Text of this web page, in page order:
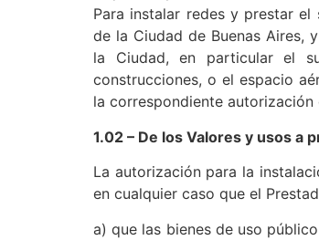
Para instalar redes y prestar
de la Ciudad de Buenas Aires,
la Ciudad, en particular el
construcciones, o el espacio
la correspondiente
1.02 – De los Valores y usos a
La autorización para la
en cualquier caso que el
a) que las bienes de uso